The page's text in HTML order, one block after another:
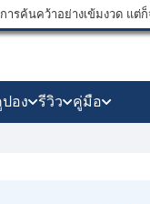
ารค้นคว้าอย่างเข้มงวด
อง รีวิว คู่มือ